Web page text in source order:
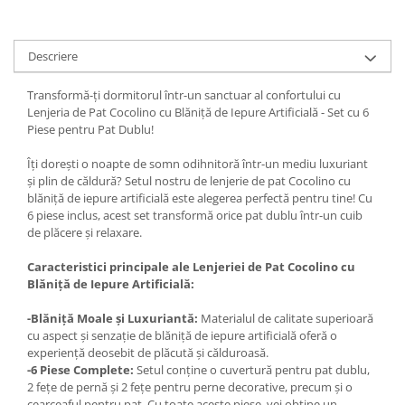
Descriere
Transformă-ți dormitorul într-un sanctuar al confortului cu
Lenjeria de Pat Cocolino cu Blăniță de Iepure Artificială - Set cu 6
Piese pentru Pat Dublu!
Îți dorești o noapte de somn odihnitoră într-un mediu luxuriant
și plin de căldură? Setul nostru de lenjerie de pat Cocolino cu
blăniță de iepure artificială este alegerea perfectă pentru tine! Cu
6 piese inclus, acest set transformă orice pat dublu într-un cuib
de plăcere și relaxare.
Caracteristici principale ale Lenjeriei de Pat Cocolino cu
Blăniță de Iepure Artificială:
-Blăniță Moale și Luxuriantă: Materialul de calitate superioară
cu aspect și senzație de blăniță de iepure artificială oferă o
experiență deosebit de plăcută și călduroasă.
-6 Piese Complete: Setul conține o cuvertură pentru pat dublu,
2 fețe de pernă și 2 fețe pentru perne decorative, precum și o